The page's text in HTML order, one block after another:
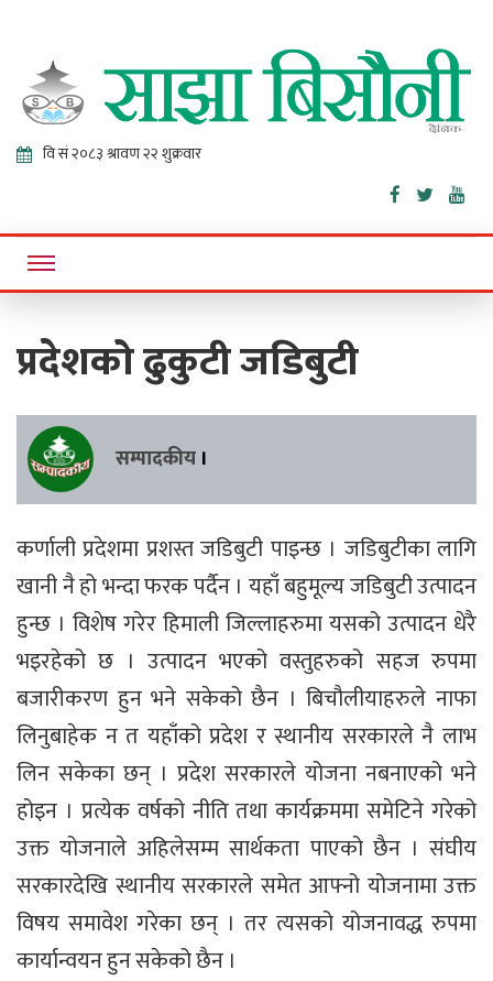
Sajha
Bisaunee
Online News Portal
प्रदेशको ढुकुटी जडिबुटी
सम्पादकीय ।
कर्णाली प्रदेशमा प्रशस्त जडिबुटी पाइन्छ । जडिबुटीका लागि
खानी नै हो भन्दा फरक पर्दैन । यहाँ बहुमूल्य जडिबुटी उत्पादन
हुन्छ । विशेष गरेर हिमाली जिल्लाहरुमा यसको उत्पादन धेरै
भइरहेको छ । उत्पादन भएको वस्तुहरुको सहज रुपमा
बजारीकरण हुन भने सकेको छैन । बिचौलीयाहरुले नाफा
लिनुबाहेक न त यहाँको प्रदेश र स्थानीय सरकारले नै लाभ
लिन सकेका छन् । प्रदेश सरकारले योजना नबनाएको भने
होइन । प्रत्येक वर्षको नीति तथा कार्यक्रममा समेटिने गरेको
उक्त योजनाले अहिलेसम्म सार्थकता पाएको छैन । संघीय
सरकारदेखि स्थानीय सरकारले समेत आफ्नो योजनामा उक्त
विषय समावेश गरेका छन् । तर त्यसको योजनावद्ध रुपमा
कार्यान्वयन हुन सकेको छैन ।